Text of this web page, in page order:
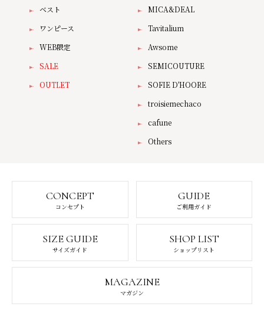
ベスト
ワンピース
WEB限定
SALE
OUTLET
MICA&DEAL
Tavitalium
Awsome
SEMICOUTURE
SOFIE D'HOORE
troisiemechaco
cafune
Others
CONCEPT
コンセプト
GUIDE
ご利用ガイド
SIZE GUIDE
サイズガイド
SHOP LIST
ショップリスト
MAGAZINE
マガジン